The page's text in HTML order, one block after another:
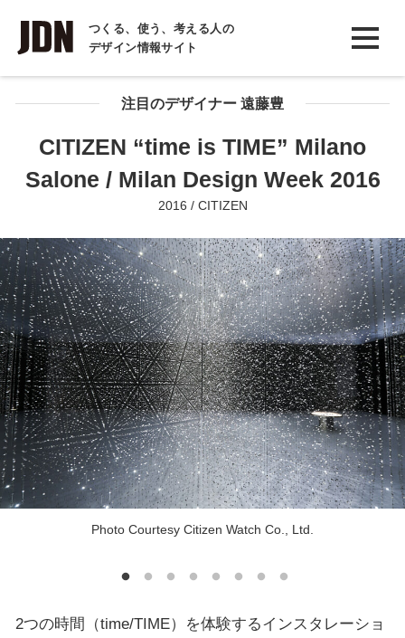
つくる、使う、考える人の
デザイン情報サイト
INTERVIEW
インタビュー
REPORT
COLUMN
注目のデザイナー 遠藤豊
CITIZEN “time is TIME” Milano
Salone / Milan Design Week 2016
2016 / CITIZEN
Photo Courtesy Citizen Watch Co., Ltd.
2つの時間（time/TIME）を体験するインスタレーショ